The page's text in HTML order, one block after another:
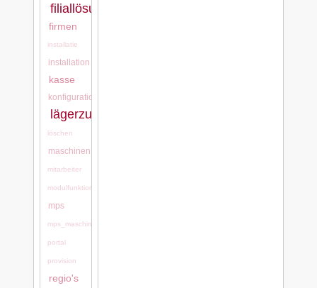
filiallösung
firmen
installatie
installation
kasse
konfigurationen
lägerzuordnung
löschen
maschinen
mitarbeiter
modulfunktionen
mps
mps_maschinen
portal
provision
regio's